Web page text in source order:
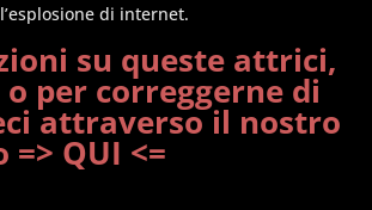
di internet.
su queste attrici,
per correggerne di
attraverso il nostro
QUI <=